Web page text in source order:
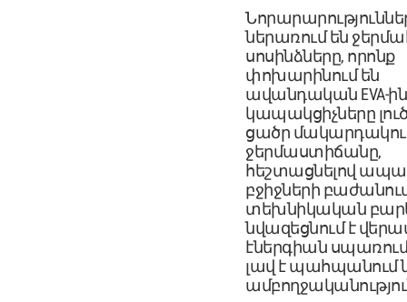
ներառում են
սոսինձները, որոնք
փոխարինում են
ավանդական EVA-
կապակցիչները
ցածր
ջերմաստիճանը,
հեշտացնելով
բջիջների
տեխնիկական
նվազեցնում է
էներգիան
լավ է պահպանում